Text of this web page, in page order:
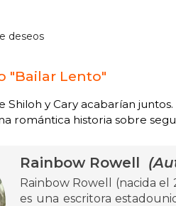
deseos
"Bailar Lento"
Shiloh y Cary acabarían
romántica historia sobre
Rainbow Rowell
Rainbow Rowell (nacida el
es una escritora